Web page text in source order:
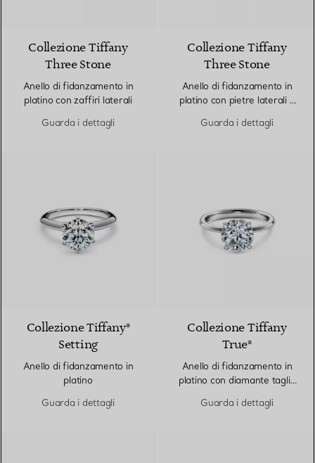
Collezione Tiffany
Three Stone
Anello di fidanzamento in
platino con zaffiri laterali
Guarda i dettagli
Collezione Tiffany
Three Stone
Anello di fidanzamento in
platino con pietre laterali a
Guarda i dettagli
Collezione Tiffany®
Setting
Anello di fidanzamento in
platino
Guarda i dettagli
Collezione Tiffany
True®
Anello di fidanzamento in
platino con diamante taglio
diamanti in platino
Guarda i dettagli